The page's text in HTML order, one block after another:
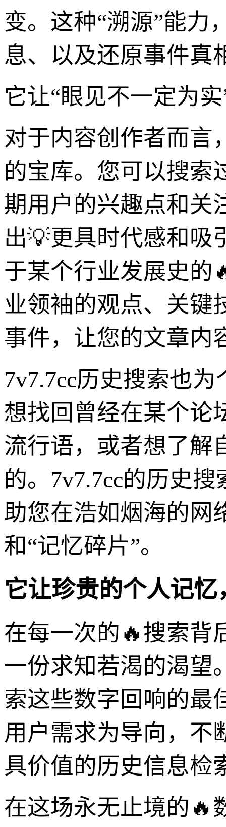
变。这种“溯源”能力
息、以及还原事件真
它让“眼见不一定为
对于内容创作者而言
的宝库。您可以搜索
期用户的兴趣点和关
出💡更具时代感和吸
于某个行业发展史的
业领袖的观点、关键
事件，让您的文章内
7v7.7cc历史搜索也
想找回曾经在某个论
流行语，或者想了解
的。7v7.7cc的历史
助您在浩如烟海的网
和“记忆碎片”。
它让珍贵的个人记
在每一次的🔥搜索背
一份求知若渴的渴望
索这些数字回响的最
用户需求为导向，不
具价值的历史信息检
在这场永无止境的🔥